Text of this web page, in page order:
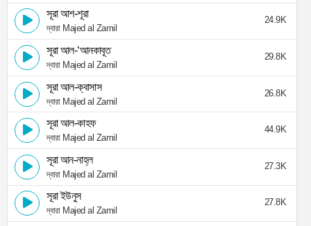
সূরা আশ-শূরা
দ্বারা Majed al Zamil
24.9K
সূরা আল-‘আনকাবূত
দ্বারা Majed al Zamil
29.8K
সূরা আল-ক্বাসাস
দ্বারা Majed al Zamil
26.8K
সূরা আল-কাহফ
দ্বারা Majed al Zamil
44.9K
সূরা আন-নাহ্‌ল
দ্বারা Majed al Zamil
27.3K
সূরা ইউনুস
দ্বারা Majed al Zamil
27.8K